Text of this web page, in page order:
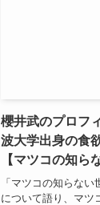
櫻井武のプロフ
波大学出身の食
【マツコの知ら
「マツコの知らない
について語り、マツ